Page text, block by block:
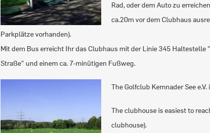
Rad, oder dem Auto zu
ca.20m vor dem Clubhaus
Parkplätze vorhanden).
Mit dem Bus erreicht Ihr das Clubhaus mit der Linie 345 Haltestelle
Straße" und einem ca. 7-minütigen Fußweg.
The Golfclub Kemnader See
The clubhouse is easiest to
clubhouse).